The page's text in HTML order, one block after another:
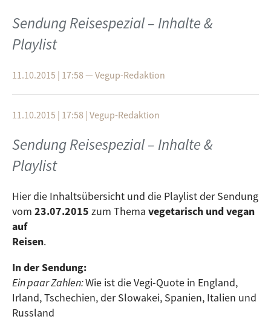
gesund oder ungesund und worauf sollte man
achten? - Interview mit Allgemeinarzt Joachim Peters
aus Rheinstetten
Rezept des Monats : Linsensalat - Gesund & lecker
Veggie 1x1 : Vitamin B12
wissenschaftlichen Kongress VegMed - Vegetarische
Vor Ort Bericht:Ulm isst gut
Playlist:
Santigold- Say Aha
Beastie Boys- Intergalactic
Morrissey
Skunk Anansie
Chvrches- The mother we share
Tocotronic- Wir sind viel zu lange mit euch
mitgegangen
Propaghandi
- Back to the motor league
Sendung Reisespezial – Inhalte &
Playlist
11.10.2015 | 17:58— Vegup-Redaktion
11.10.2015 | 17:58 | Vegup-Redaktion
Sendung Reisespezial – Inhalte &
Playlist
Hier die Inhaltsübersicht und die Playlist der Sendung
vom 23.07.2015 zum Thema vegetarisch und vegan
auf
Reisen.
In der Sendung:
Ein paar Zahlen:Wie ist die Vegi-Quote in England,
Irland, Tschechien, der Slowakei, Spanien, Italien und
Russland